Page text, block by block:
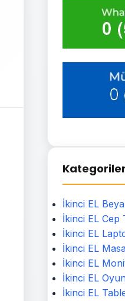
Kategoriler
İkinci EL
İkinci EL Cep
İkinci EL
İkinci EL
İkinci EL
İkinci EL
İkinci EL